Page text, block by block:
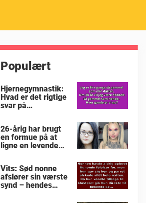
Populært
Hjernegymnastik:
Hvad er det rigtige
svar på
26-årig har brugt
en formue på at
ligne en levende
forvandling
Vits: Sød nonne
afslører sin værste
synd – hendes